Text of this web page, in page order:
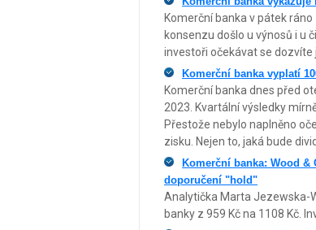
Komerční banka v pátek
konsenzu došlo u výnosů i u
investoři očekávat se dozvíte
Komerční banka vyplatí
Komerční banka dnes před
2023. Kvartální výsledky
Přestože nebylo naplněno
zisku. Nejen to, jaká bude
Komerční banka: Wood &
doporučení "hold"
Analytička Marta Jezewska-
banky z 959 Kč na 1108 Kč.